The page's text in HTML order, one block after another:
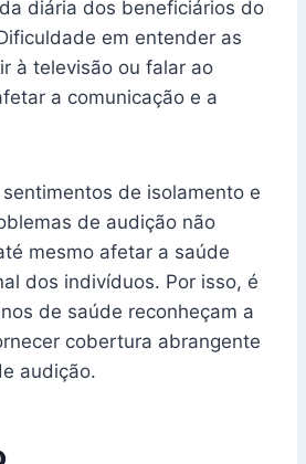
diária dos beneficiários do
em entender as
à televisão ou falar ao
a comunicação e a
de isolamento e
de audição não
mesmo afetar a saúde
dos indivíduos. Por isso, é
de saúde reconheçam a
cobertura abrangente
audição.